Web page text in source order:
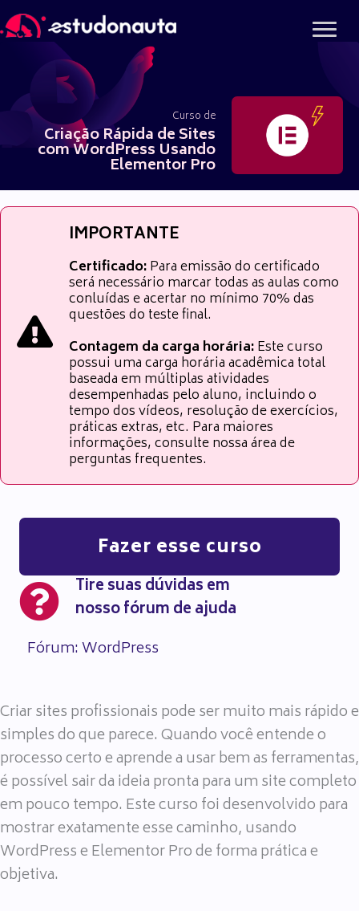
para
conteúdo
Curso de
Criação Rápida de Sites
com WordPress Usando
Elementor Pro
IMPORTANTE
Certificado:Para emissão do certificado
será necessário marcar todas as aulas como
conluídas e acertar no mínimo 70% das
questões do teste final.
Contagem da carga horária:Este curso
possui uma carga horária acadêmica total
baseada em múltiplas atividades
desempenhadas pelo aluno, incluindo o
tempo dos vídeos, resolução de exercícios,
práticas extras, etc. Para maiores
informações, consulte nossa área de
perguntas frequentes.
Fazer esse curso
Tire suas dúvidas em
nosso fórum de ajuda
Fórum: WordPress
Criar sites profissionais pode ser muito mais rápido e
simples do que parece. Quando você entende o
processo certo e aprende a usar bem as ferramentas,
é possível sair da ideia pronta para um site completo
em pouco tempo. Este curso foi desenvolvido para
mostrar exatamente esse caminho, usando
WordPress e Elementor Pro de forma prática e
objetiva.